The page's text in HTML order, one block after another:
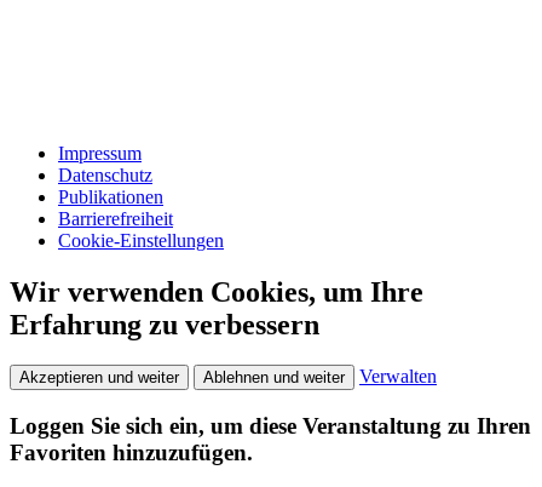
Impressum
Datenschutz
Publikationen
Barrierefreiheit
Cookie-Einstellungen
Wir verwenden Cookies, um Ihre
Erfahrung zu verbessern
Akzeptieren und weiter Ablehnen und weiter Verwalten
Loggen Sie sich ein, um diese Veranstaltung zu Ihren
Favoriten hinzuzufügen.